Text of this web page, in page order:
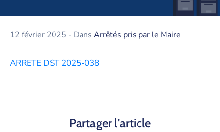
12 février 2025 - Dans Arrêtés pris par le Maire
ARRETE DST 2025-038
Partager l'article